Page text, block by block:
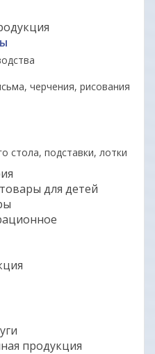
черчения, рисования
стола, подставки, лотки
для детей
продукция